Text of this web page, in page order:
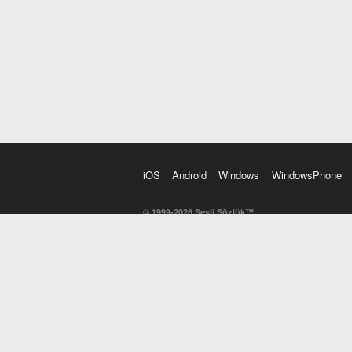
iOS Android Windows WindowsPhone
© 1999-2026 Sesli Sözlük™